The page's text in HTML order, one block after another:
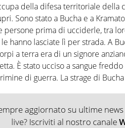
della difesa territoriale della
Sono stato a Bucha e a
persone prima di ucciderle, tra
hanno lasciate lì per strada. A
a terra era di un signore
È stato ucciso a sangue
di guerra. La strage di
aggiornato su ultime
live? Iscriviti al nostro canale